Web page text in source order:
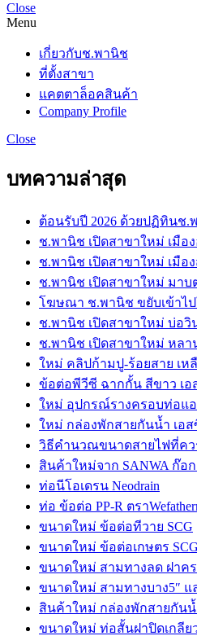
Close
Menu
เกี่ยวกับช.พานิช
ที่ตั้งสาขา
แคตตาล็อคสินค้า
Company Profile
Close
บทความล่าสุด
ต้อนรับปี 2026 ด้วยปฏิทินช.
ช.พานิช เปิดสาขาใหม่ เมือ
ช.พานิช เปิดสาขาใหม่ เมือ
ช.พานิช เปิดสาขาใหม่ มาบ
โฆษณา ช.พานิช ขยับเข้าไ
ช.พานิช เปิดสาขาใหม่ บ่อวิ
ช.พานิช เปิดสาขาใหม่ หลา
ใหม่ คลิปก้ามปู-ร้อยสาย เหลื
ข้อต่อพีวีซี ฉากกั้น สีขาว เอ
ใหม่ อุปกรณ์รางครอบท่อแอ
ใหม่ กล่องพักสายกันน้ำ เอส
วิธีคำนวณขนาดสายไฟที่คว
สินค้าใหม่จาก SANWA ก๊อ
ท่อนีโอเดรน Neodrain
ท่อ ข้อต่อ PP-R ตรา
ขนาดใหม่ ข้อต่อทีวาย SCG
ขนาดใหม่ ข้อต่อเกษตร SCG
ขนาดใหม่ สามทางลด ฝาคร
ขนาดใหม่ สามทางบาง5″ แ
สินค้าใหม่ กล่องพักสายกัน
ขนาดใหม่ ท่อสั้นฝาปิดเกลีย